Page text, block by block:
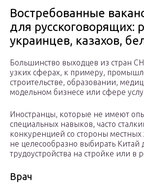
Востребованные
для русскоговорящих:
украинцев, казахов,
Большинство выходцев из стран
узких сферах, к примеру,
строительстве, образовании,
модельном бизнесе или сфере
Иностранцы, которые не имеют
специальных навыков, часто
конкуренцией со стороны местных
не целесообразно выбирать Китай
трудоустройства на стройке или в
Врач